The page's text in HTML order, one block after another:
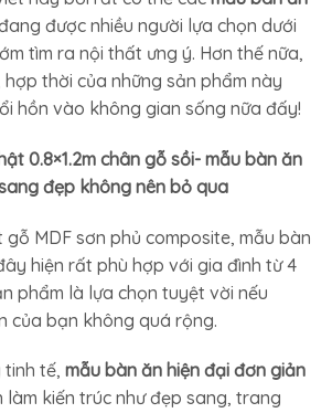
được nhiều người lựa chọn dưới
tìm ra nội thất ưng ý. Hơn thế nữa,
thời của những sản phẩm này
hồn vào không gian sống nữa đấy!
0.8×1.2m chân gỗ sồi- mẫu bàn ăn
đẹp không nên bỏ qua
MDF sơn phủ composite, mẫu bàn
hiện rất phù hợp với gia đình từ 4
phẩm là lựa chọn tuyệt vời nếu
của bạn không quá rộng.
tinh tế, mẫu bàn ăn hiện đại đơn giản
kiến trúc như đẹp sang, trang